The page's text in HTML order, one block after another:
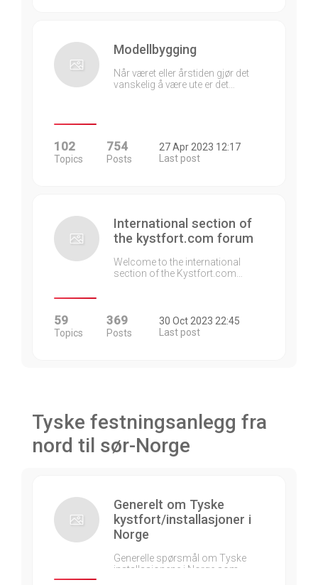
Modellbygging
Når været eller årstiden gjør det
vanskelig å være ute er det…
102
Topics
754
Posts
27 Apr 2023 12:17
Last post
International section of
the kystfort.com forum
Welcome to the international
section of the Kystfort.com…
59
Topics
369
Posts
30 Oct 2023 22:45
Last post
Tyske festningsanlegg fra
nord til sør-Norge
Generelt om Tyske
kystfort/installasjoner i
Norge
Generelle spørsmål om Tyske
installasjonene i Norge som…